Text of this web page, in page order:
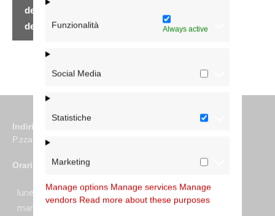
Funzionalità Always active
Social Media
Statistiche
Marketing
Manage options Manage services Manage
vendors Read more about these purposes
del 60° anniversario
della fondazione
Indirizzo
P.zza S. Giovanni in Laterano 6 00184 Roma
Orari
lunedi:
7:45–13:45
martedi:
7:45–13:15 e 14:00-17:30